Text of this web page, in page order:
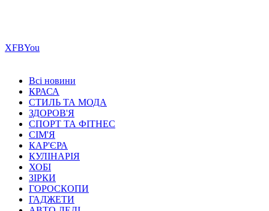
ХFBYou
Всі новини
КРАСА
СТИЛЬ ТА МОДА
ЗДОРОВ'Я
СПОРТ ТА ФІТНЕС
СІМ'Я
КАР'ЄРА
КУЛІНАРІЯ
ХОБІ
ЗІРКИ
ГОРОСКОПИ
ГАДЖЕТИ